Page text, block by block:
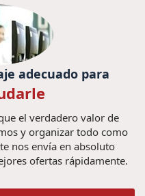
Binh (2) ,
,ferias no laos (1) ,
(1) ,guia de viaje
(1) ,Los mejores
de viaje camboja
,Festival del Medio
(2) ,Viagem em
,visitar vietam
cambodia (1) ,
adecuado para
el verdadero valor de
y organizar todo como
nos envía en absoluto
ofertas rápidamente.